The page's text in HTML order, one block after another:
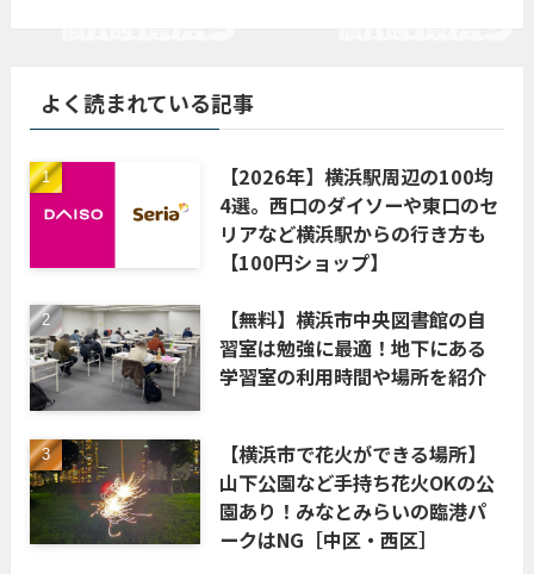
よく読まれている記事
【2026年】横浜駅周辺の100均
4選。西口のダイソーや東口のセ
リアなど横浜駅からの行き方も
【100円ショップ】
【無料】横浜市中央図書館の自
習室は勉強に最適！地下にある
学習室の利用時間や場所を紹介
【横浜市で花火ができる場所】
山下公園など手持ち花火OKの公
園あり！みなとみらいの臨港パ
ークはNG［中区・西区］